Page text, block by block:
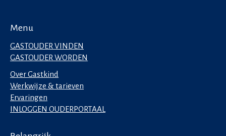
Menu
GASTOUDER VINDEN
GASTOUDER WORDEN
Over Gastkind
Werkwijze & tarieven
Ervaringen
INLOGGEN OUDERPORTAAL